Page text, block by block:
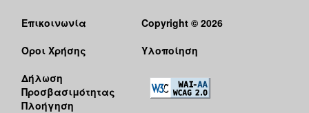
Επικοινωνία
Όροι Χρήσης
Δήλωση
Προσβασιμότητας
Πλοήγηση
Copyright © 2026
Υλοποίηση